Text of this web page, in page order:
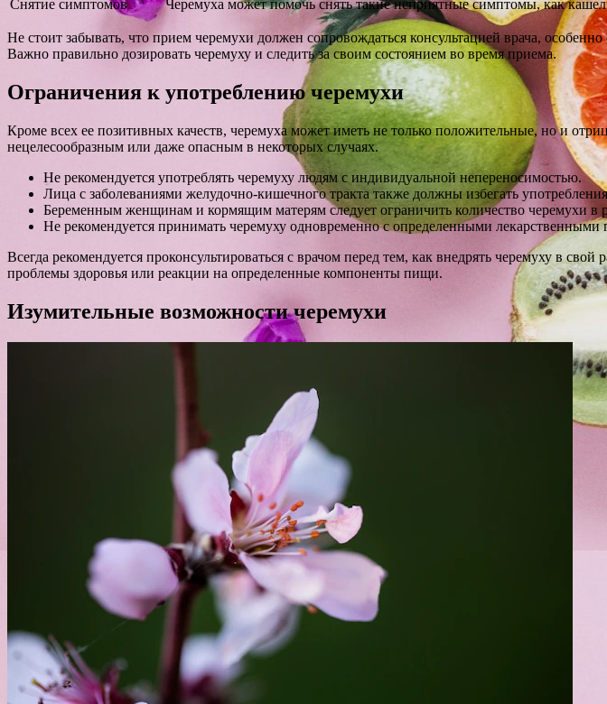
Снятие симптомов
Черемуха может помочь снять такие неприятные симптомы, как
Не стоит забывать, что прием черемухи должен сопровождаться консультацией врача,
Важно правильно дозировать черемуху и следить за своим состоянием во время приема.
Ограничения к употреблению черемухи
Кроме всех ее позитивных качеств, черемуха может иметь не только положительные, но и
нецелесообразным или даже опасным в некоторых случаях.
Не рекомендуется употреблять черемуху людям с индивидуальной непереносимостью.
Лица с заболеваниями желудочно-кишечного тракта также должны избегать
Беременным женщинам и кормящим матерям следует ограничить количество черемухи в
Не рекомендуется принимать черемуху одновременно с определенными
Всегда рекомендуется проконсультироваться с врачом перед тем, как внедрять черемуху в
проблемы здоровья или реакции на определенные компоненты пищи.
Изумительные возможности черемухи